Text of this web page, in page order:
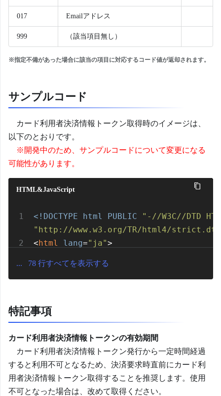
017 Emailアドレス
999 （該当項目無し）
※指定不備があった場合に該当の項目に対応するコード値が返却されます。
サンプルコード
カード利用者決済情報トークン取得時のイメージは、
以下のとおりです。
※開発中のため、サンプルコードについて変更になる
可能性があります。
HTML&JavaScript
<!DOCTYPE html PUBLIC
"-//W3C//DTD
"http://www.w3.org/TR/html4/
<html lang="ja">
script type = "text/javascript"
<script
ます。
<!-- サービス開始時に別途ご案内いたします
function doSubmit(){
// トークン生成ロジック呼び出し
com_sbps_system_tds2.generateToken({
merchantId :
... 78 行すべてを表示する
特記事項
カード利用者決済情報トークンの有効期間
カード利用者決済情報トークン発行から一定時間経過
すると利用不可となるため、決済要求時直前にカード利
用者決済情報トークン取得することを推奨します。使用
不可となった場合は、改めて取得ください。